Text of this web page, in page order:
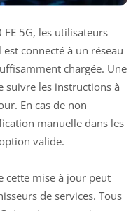
5G, les utilisateurs
connecté à un réseau
chargée. Une
suivre les instructions à
En cas de non
manuelle dans les
valide.
cette mise à jour peut
de services. Tous